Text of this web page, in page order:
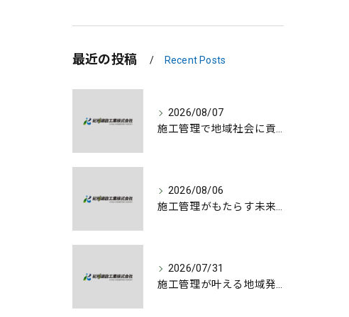
最近の投稿 Recent Posts
2026/08/07
施工管理で地域社会に貢献する魅力とは
2026/08/06
施工管理がもたらす未来への誇りと成長
2026/07/31
施工管理が叶える地域発展とやりがいの深さ